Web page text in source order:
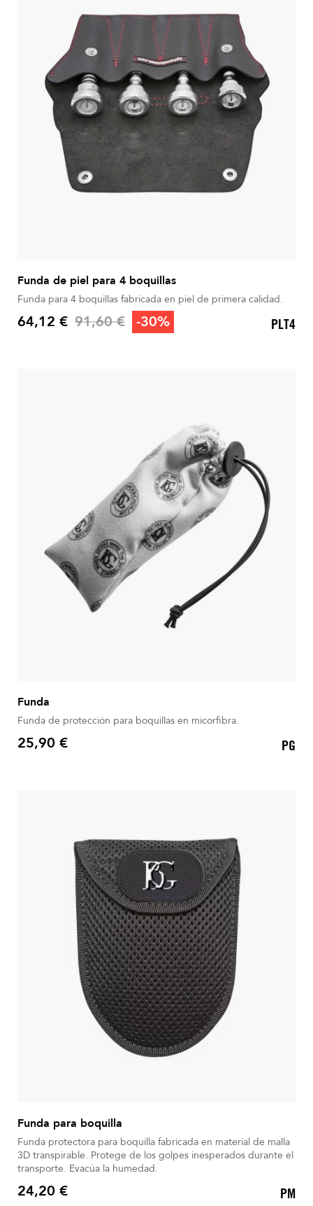
Funda de piel para 4 boquillas
Funda para 4 boquillas fabricada en piel de primera calidad.
Precio
64,12 € Precio base
91,60 € -30% PLT4
Funda
Funda de protección para boquillas en micorfibra.
Precio
25,90 € PG
Funda para boquilla
Funda protectora para boquilla fabricada en material de malla
3D transpirable. Protege de los golpes inesperados durante el
transporte. Evacúa la humedad.
Precio
24,20 € PM